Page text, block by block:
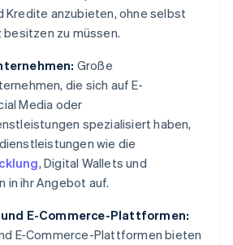
Kredite anzubieten, ohne selbst
besitzen zu müssen.
Große
die sich auf E-
Media oder
spezialisiert haben,
wie die
, Digital Wallets und
in ihr Angebot auf.
E-Commerce-Plattformen:
E-Commerce-Plattformen bieten